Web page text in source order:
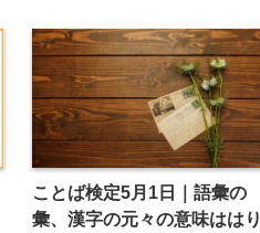
ことば検定5月1日｜語彙の
彙、漢字の元々の意味ははり